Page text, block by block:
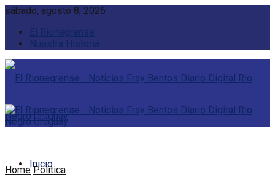
sábado, agosto 8, 2026
El Rionegrense
Nuestra Historia
Inicio
Home Política